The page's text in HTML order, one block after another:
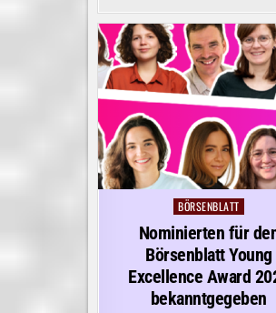
Posted
in
BÖRSENBLATT
Nominierten für
Börsenblatt Young
Excellence Award
bekanntgegeben